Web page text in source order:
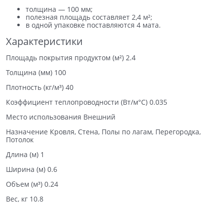
толщина — 100 мм;
полезная площадь составляет 2,4 м²;
в одной упаковке поставляются 4 мата.
Характеристики
Площадь покрытия продуктом (м²) 2.4
Толщина (мм) 100
Плотность (кг/м³) 40
Коэффициент теплопроводности (Вт/м°С) 0.035
Место использования Внешний
Назначение Кровля, Стена, Полы по лагам, Перегородка,
Потолок
Длина (м) 1
Ширина (м) 0.6
Объем (м³) 0.24
Вес, кг 10.8